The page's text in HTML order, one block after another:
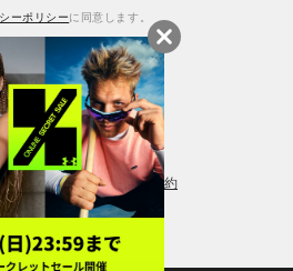
ーポリシーに同意します。
く通販の表記 会員規約
リシー